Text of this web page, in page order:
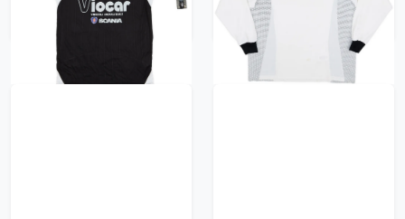
470 kr / £53.99
470 kr / £53.99